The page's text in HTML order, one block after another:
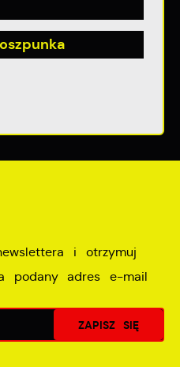
i otrzymuj
podany adres e-mail